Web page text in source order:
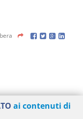
ai contenuti di